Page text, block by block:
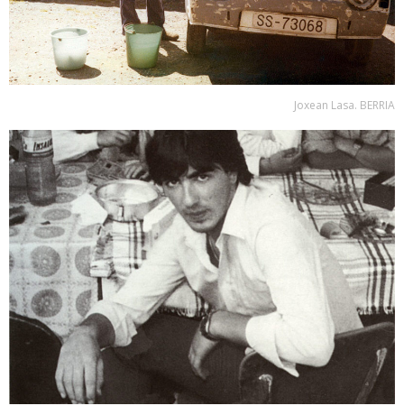
Joxean Lasa. BERRIA